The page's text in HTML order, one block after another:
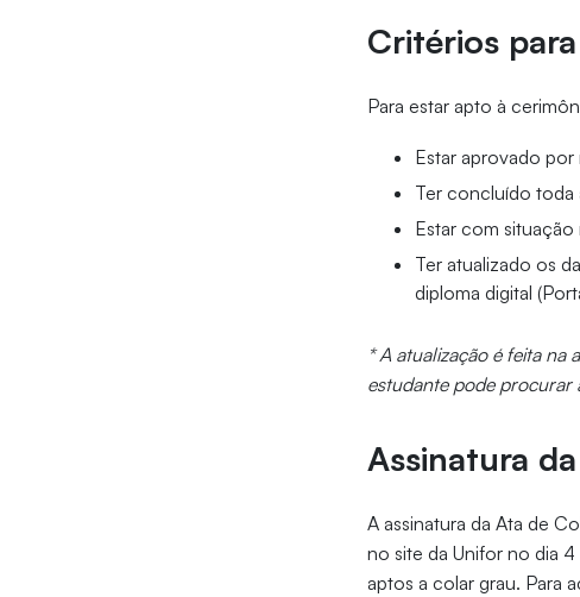
Critérios
Para estar apto à
Estar aprovado
Ter concluído toda
Estar com
Ter atualizado os
diploma digital
* A atualização é feita na
estudante pode procurar
Assinatura
A assinatura da Ata de
no site da Unifor no dia
aptos a colar grau. Para